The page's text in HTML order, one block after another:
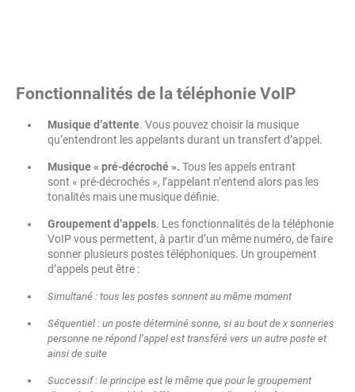
Fonctionnalités de la téléphonie VoIP
Musique d’attente. Vous pouvez choisir la musique
qu’entendront les appelants durant un transfert d’appel.
Musique « pré-décroché ». Tous les appels entrant
sont « pré-décrochés », l’appelant n’entend alors pas les
tonalités mais une musique définie.
Groupement d’appels. Les fonctionnalités de la téléphonie
VoIP vous permettent, à partir d’un même numéro, de faire
sonner plusieurs postes téléphoniques. Un groupement
d’appels peut être :
Simultané : tous les postes sonnent au même moment
Séquentiel : un poste déterminé sonne, si au bout de x sonneries
personne ne répond l’appel est transféré vers un autre poste et
ainsi de suite
Successif: le principe est le même que pour le groupement